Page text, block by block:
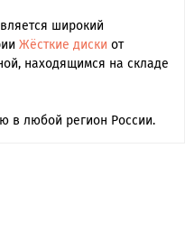
широкий
Жёсткие диски от
находящимся на складе
в любой регион России.